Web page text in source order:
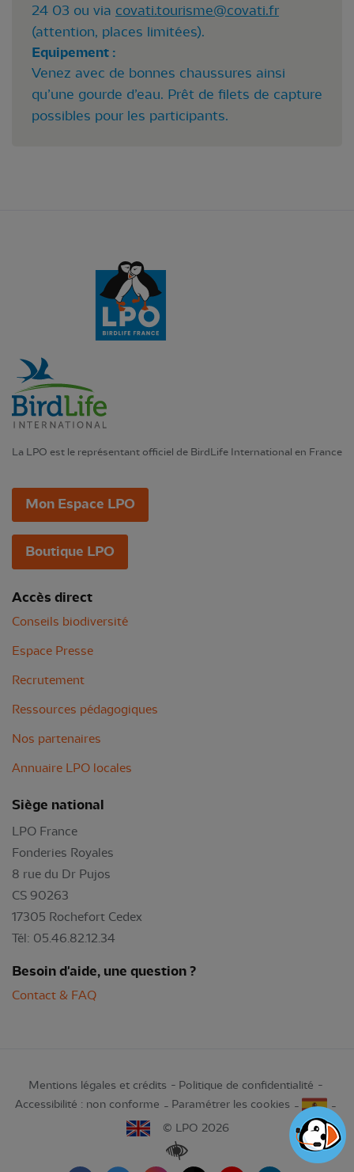
24 03 ou via covati.tourisme@covati.fr
(attention, places limitées).
Equipement :
Venez avec de bonnes chaussures ainsi
qu’une gourde d’eau. Prêt de filets de capture
possibles pour les participants.
La LPO est le représentant officiel de BirdLife International en France
Mon Espace LPO
Boutique LPO
Accès direct
Conseils biodiversité
Espace Presse
Recrutement
Ressources pédagogiques
Nos partenaires
Annuaire LPO locales
Siège national
LPO France
Fonderies Royales
8 rue du Dr Pujos
CS 90263
17305 Rochefort Cedex
Tél: 05.46.82.12.34
Besoin d'aide, une question ?
Contact & FAQ
Mentions légales et crédits
Politique de confidentialité
Accessibilité : non conforme
Paramétrer les cookies
© LPO 2026
Renforcer les contrastes